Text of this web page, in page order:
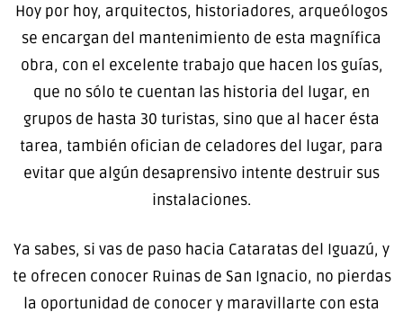
Hoy por hoy, arquitectos, historiadores, arqueólogos
se encargan del mantenimiento de esta magnífica
obra, con el excelente trabajo que hacen los guías,
que no sólo te cuentan las historia del lugar, en
grupos de hasta 30 turistas, sino que al hacer ésta
tarea, también ofician de celadores del lugar, para
evitar que algún desaprensivo intente destruir sus
instalaciones.
Ya sabes, si vas de paso hacia Cataratas del Iguazú, y
te ofrecen conocer Ruinas de San Ignacio, no pierdas
la oportunidad de conocer y maravillarte con esta